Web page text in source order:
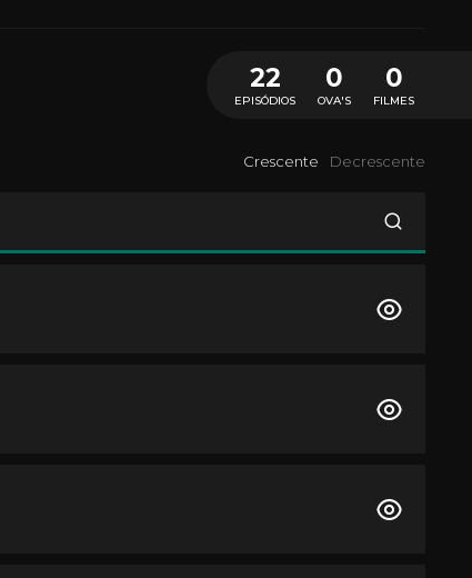
22
EPISÓDIOS
0
OVA'S
0
FILMES
Crescente Decrescente